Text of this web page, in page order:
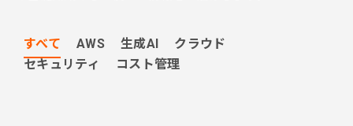
すべて AWS 生成AI
クラウド
セキュリティ
コスト管理